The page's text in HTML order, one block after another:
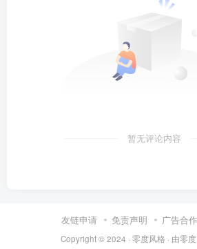
暂无评论内容
友链申请 免责声明 广告合作
Copyright © 2024 · 零度风格 · 由零